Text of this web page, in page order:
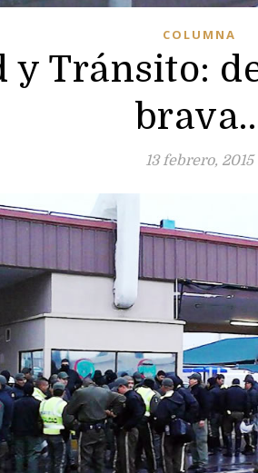
COLUMNA
y Tránsito:
13 febrero, 2015